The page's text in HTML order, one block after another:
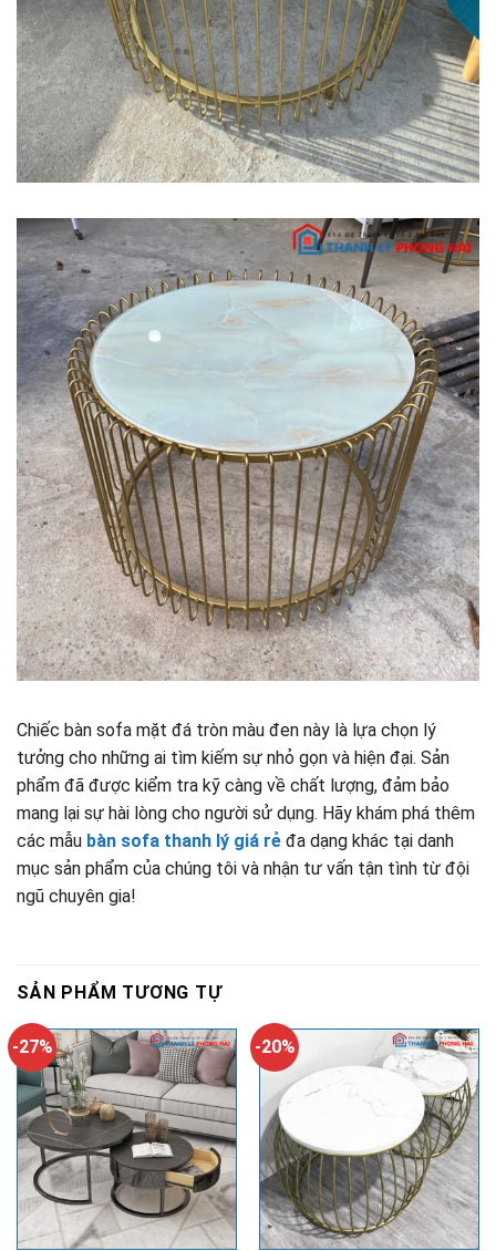
Chiếc bàn sofa mặt đá tròn màu đen này là lựa chọn lý
tưởng cho những ai tìm kiếm sự nhỏ gọn và hiện đại. Sản
phẩm đã được kiểm tra kỹ càng về chất lượng, đảm bảo
mang lại sự hài lòng cho người sử dụng. Hãy khám phá thêm
các mẫu bàn sofa thanh lý giá rẻ đa dạng khác tại danh
mục sản phẩm của chúng tôi và nhận tư vấn tận tình từ đội
ngũ chuyên gia!
SẢN PHẨM TƯƠNG TỰ
-27% -20%